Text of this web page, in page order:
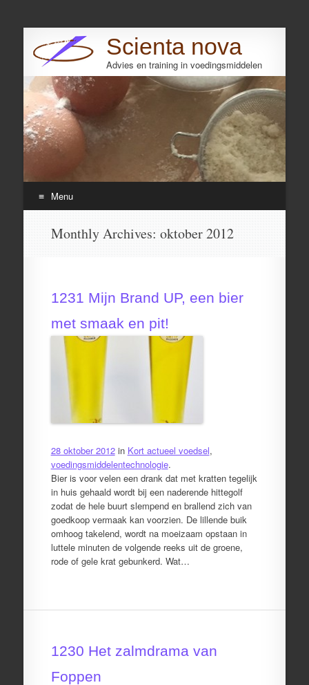
Scienta nova
Advies en training in voedingsmiddelen
Search
Menu
Monthly Archives: oktober 2012
1231 Mijn Brand UP, een bier
met smaak en pit!
28 oktober 2012in Kort actueel voedsel,
voedingsmiddelentechnologie.
Bier is voor velen een drank dat met kratten tegelijk
in huis gehaald wordt bij een naderende hittegolf
zodat de hele buurt slempend en brallend zich van
goedkoop vermaak kan voorzien. De lillende buik
omhoog takelend, wordt na moeizaam opstaan in
luttele minuten de volgende reeks uit de groene,
rode of gele krat gebunkerd. Wat…
1230 Het zalmdrama van
Foppen